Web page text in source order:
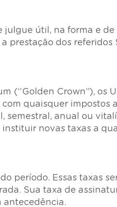
útil, na forma e de
prestação dos referidos
(“Golden Crown”), os
quaisquer impostos
semestral, anual ou
novas taxas a
período. Essas taxas
Sua taxa de
antecedência.